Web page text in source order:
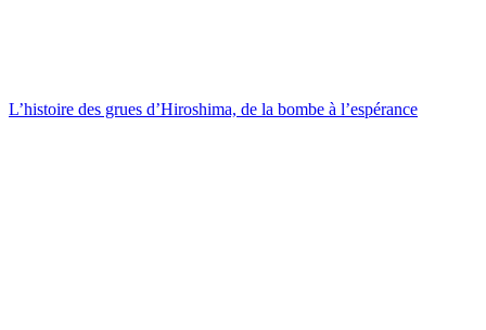
L’histoire des grues d’Hiroshima, de la bombe à l’espérance